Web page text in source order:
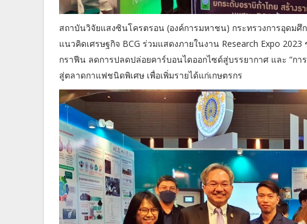
สถาบันวิจัยแสงซินโครตรอน (องค์การมหาชน) กระทรวงการอุดม
แนวคิดเศรษฐกิจ BCG ร่วมแสดงภายในงาน Research Expo
กราฟีน ลดการปลดปล่อยคาร์บอนไดออกไซด์สู่บรรยากาศ และ “
สู่ตลาดกาแฟชนิดพิเศษ เพื่อเพิ่มรายได้แก่เกษตรกร